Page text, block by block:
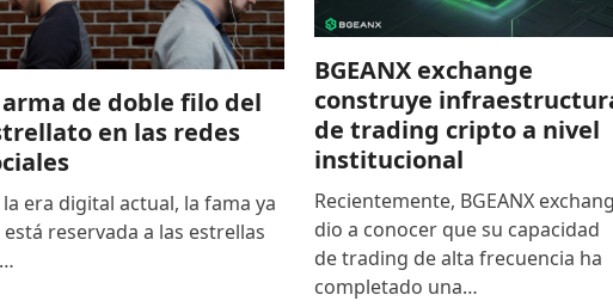
arma de doble filo del
en las redes
la era digital actual, la fama ya
está reservada a las estrellas
BGEANX exchange
construye
de trading cripto a nivel
institucional
Recientemente, BGEANX
dio a conocer que su capacidad
de trading de alta frecuencia ha
completado una…